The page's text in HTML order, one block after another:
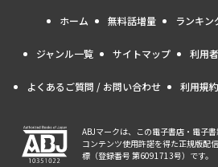
ホーム 無料話増量 ランキン
ジャンル一覧 サイトマップ 利用
よくあるご質問 / お問い合わせ 利用規約
ABJマークは、この電子書店・電子
コンテンツ使用許諾を得た正規版配
標（登録番号 第6091713号）です。